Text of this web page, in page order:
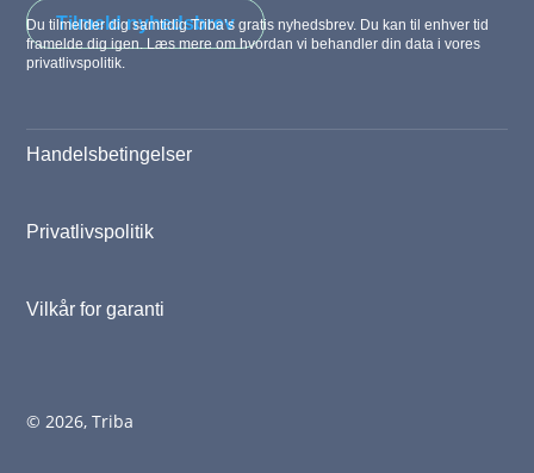
Tilmeld nyhedsbrev
Du tilmelder dig samtidig Triba’s gratis nyhedsbrev. Du kan til enhver tid
framelde dig igen. Læs mere om hvordan vi behandler din data i vores
privatlivspolitik.
Handelsbetingelser
Privatlivspolitik
Vilkår for garanti
© 2026, Triba